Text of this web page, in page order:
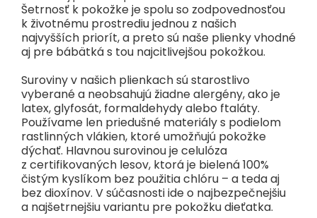
Šetrnosť k pokožke je spolu so zodpovednosťou
k životnému prostrediu jednou z našich
najvyšších priorít, a preto sú naše plienky vhodné
aj pre bábätká s tou najcitlivejšou pokožkou.
Suroviny v našich plienkach sú starostlivo
vyberané a neobsahujú žiadne alergény, ako je
latex, glyfosát, formaldehydy alebo ftaláty.
Používame len priedušné materiály s podielom
rastlinných vlákien, ktoré umožňujú pokožke
dýchať. Hlavnou surovinou je celulóza
z certifikovaných lesov, ktorá je bielená 100%
čistým kyslíkom bez použitia chlóru – a teda aj
bez dioxínov. V súčasnosti ide o najbezpečnejšiu
a najšetrnejšiu variantu pre pokožku dieťatka.